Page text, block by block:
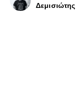
Δεμισιώτης